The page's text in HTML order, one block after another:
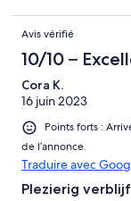
Avis vérifié
10/10 –
Cora K.
16 juin 2023
Points forts :
de l’annonce.
Traduire avec
Plezierig verblijf